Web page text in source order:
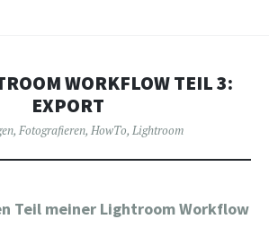
WORKFLOW TEIL 3:
EXPORT
, Fotografieren, HowTo, Lightroom
Teil meiner Lightroom Workflow